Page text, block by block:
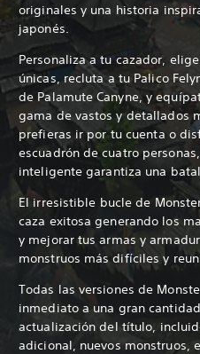
originales y una historia
japonés.
Personaliza a tu cazador,
únicas, recluta a tu Palico
de Palamute Canyne, y
gama de vastos y detallados
prefieras ir por tu cuenta o
escuadrón de cuatro
inteligente garantiza una
El irresistible bucle de
caza exitosa generando los
y mejorar tus armas y
monstruos más difíciles y
Todas las versiones de
inmediato a una gran
actualización del título,
adicional, nuevos monstruos,